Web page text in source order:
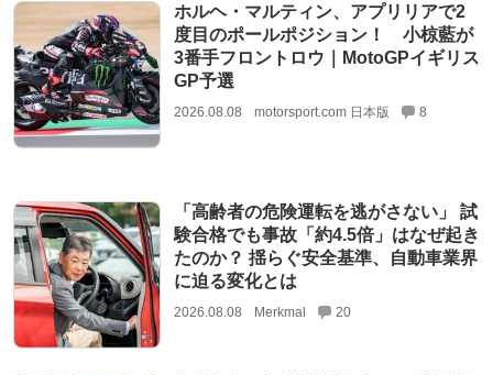
ホルヘ・マルティン、アプリリアで2
度目のポールポジション！ 小椋藍が
3番手フロントロウ｜MotoGPイギリス
GP予選
2026.08.08 motorsport.com 日本版 8
「高齢者の危険運転を逃がさない」 試
験合格でも事故「約4.5倍」はなぜ起き
たのか？ 揺らぐ安全基準、自動車業界
に迫る変化とは
2026.08.08 Merkmal 20